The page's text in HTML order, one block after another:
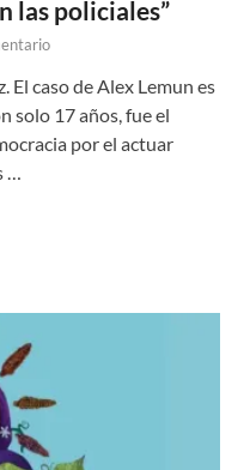
las policiales”
caso de Alex Lemun es
solo 17 años, fue el
por el actuar